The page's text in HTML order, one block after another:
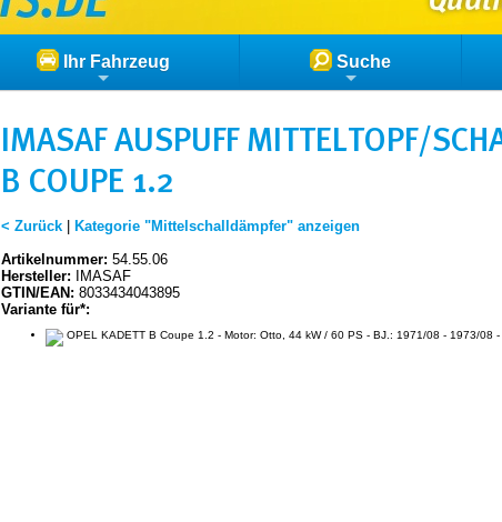
Ihr Fahrzeug Suche
IMASAF AUSPUFF MITTELTOPF/
B COUPE 1.2
< Zurück|
Kategorie "Mittelschalldämpfer" anzeigen
Artikelnummer: 54.55.06
Hersteller: IMASAF
GTIN/EAN: 8033434043895
Variante für*:
OPEL KADETT B Coupe 1.2 - Motor: Otto, 44 kW / 60 PS - BJ.: 1971/08 - 1973/08 -